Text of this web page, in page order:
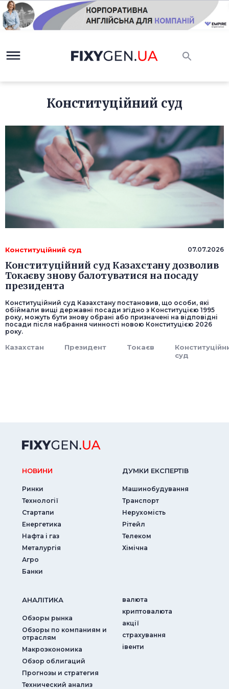
Конституційний суд
Конституційний суд 07.07.2026
Конституційний суд Казахстану дозволив
Токаєву знову балотуватися на посаду
президента
Конституційний суд Казахстану постановив, що особи, які
обіймали вищі державні посади згідно з Конституцією 1995
року, можуть бути знову обрані або призначені на відповідні
посади після набрання чинності новою Конституцією 2026
року.
Казахстан Президент Токаєв
суд
НОВИНИ
Ринки
Технології
Стартапи
Енергетика
Нафта і газ
Металургія
Агро
Банки
ДУМКИ ЕКСПЕРТIВ
Машинобудування
Транспорт
Нерухомість
Рітейл
Телеком
Хімічна
АНАЛIТИКА
Обзоры рынка
Обзоры по компаниям и
отраслям
Макроэкономика
Обзор облигаций
Прогнозы и стратегия
Технический анализ
валюта
криптовалюта
акції
страхування
iвенти